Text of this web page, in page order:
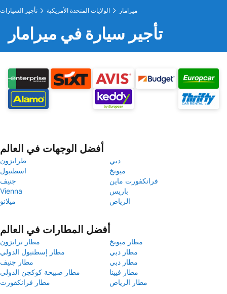
تأجير السيارات الولايات المتحدة الأمريكية ميرامار
تأجير سيارة في ميرامار
أفضل الوجهات في العالم
طرابزون
دبي
اسطنبول
ميونخ
جنيف
فرانكفورت ماين
Vienna
باريس
ميلانو
الرياض
أفضل المطارات في العالم
مطار ترابزون
مطار ميونخ
مطار إسطنبول الدولي
مطار دبي
مطار جنيف
مطار دبي
مطار صبيحة كوكجن الدولي
مطار فيينا
مطار فرانكفورت
مطار الرياض